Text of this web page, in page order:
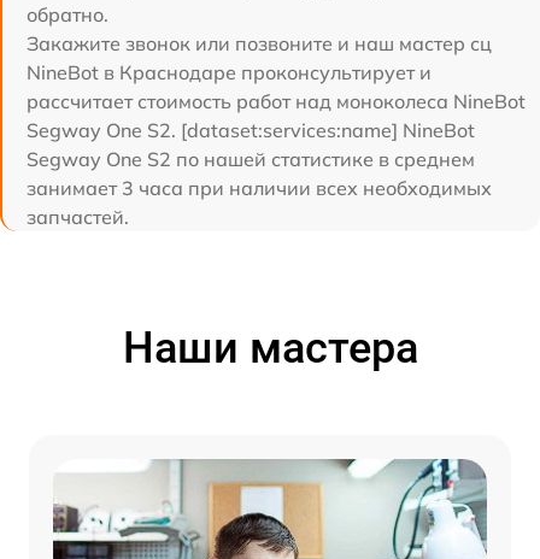
обратно.
Закажите звонок или позвоните и наш мастер сц
NineBot в Краснодаре проконсультирует и
рассчитает стоимость работ над моноколеса NineBot
Segway One S2. [dataset:services:name] NineBot
Segway One S2 по нашей статистике в среднем
занимает 3 часа при наличии всех необходимых
запчастей.
Наши мастера